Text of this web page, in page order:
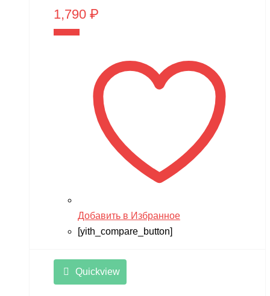
1,790 ₽
Добавить в Избранное
[yith_compare_button]
Quickview